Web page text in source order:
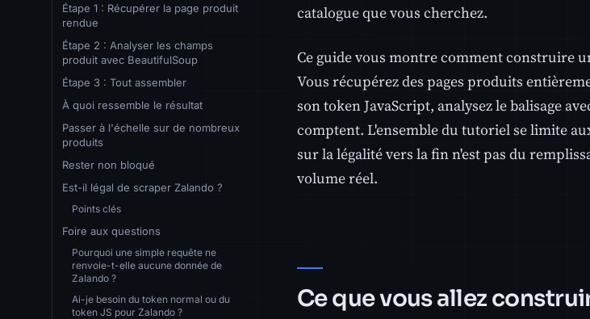
Étape 1 : Récupérer la page produit
rendue
Étape 2 : Analyser les champs
produit avec BeautifulSoup
Étape 3 : Tout assembler
À quoi ressemble le résultat
Passer à l'échelle sur de nombreux
produits
Rester non bloqué
Est-il légal de scraper Zalando ?
Points clés
Foire aux questions
Pourquoi une simple requête ne
renvoie-t-elle aucune donnée de
Zalando ?
Ai-je besoin du token normal ou du
token JS pour Zalando ?
catalogue que vous cherchez.
Ce guide vous montre comment construire
Vous récupérez des pages produits
son token JavaScript, analysez le balisage
comptent. L'ensemble du tutoriel se limite
sur la légalité vers la fin n'est pas du
volume réel.
Ce que vous allez